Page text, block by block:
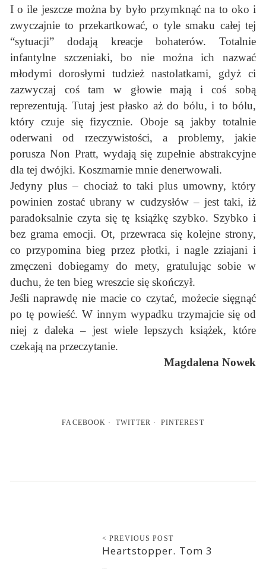
I o ile jeszcze można by było przymknąć na to oko i
zwyczajnie to przekartkować, o tyle smaku całej tej
“sytuacji” dodają kreacje bohaterów. Totalnie
infantylne szczeniaki, bo nie można ich nazwać
młodymi dorosłymi tudzież nastolatkami, gdyż ci
zazwyczaj coś tam w głowie mają i coś sobą
reprezentują. Tutaj jest płasko aż do bólu, i to bólu,
który czuje się fizycznie. Oboje są jakby totalnie
oderwani od rzeczywistości, a problemy, jakie
porusza Non Pratt, wydają się zupełnie abstrakcyjne
dla tej dwójki. Koszmarnie mnie denerwowali.
Jedyny plus – chociaż to taki plus umowny, który
powinien zostać ubrany w cudzysłów – jest taki, iż
paradoksalnie czyta się tę książkę szybko. Szybko i
bez grama emocji. Ot, przewraca się kolejne strony,
co przypomina bieg przez płotki, i nagle zziajani i
zmęczeni dobiegamy do mety, gratulując sobie w
duchu, że ten bieg wreszcie się skończył.
Jeśli naprawdę nie macie co czytać, możecie sięgnąć
po tę powieść. W innym wypadku trzymajcie się od
niej z daleka – jest wiele lepszych książek, które
czekają na przeczytanie.
Magdalena Nowek
FACEBOOK TWITTER PINTEREST
< PREVIOUS POST
Heartstopper. Tom 3